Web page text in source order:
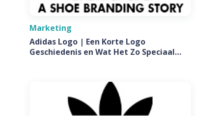
Marketing
Adidas Logo | Een Korte Logo
Geschiedenis en Wat Het Zo Speciaal